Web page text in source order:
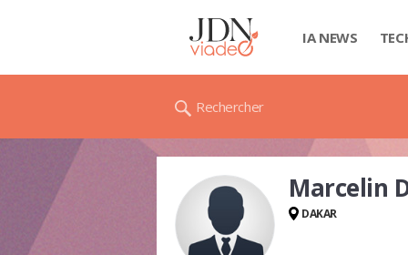
IA NEWS
Rechercher
Marcelin
DAKAR